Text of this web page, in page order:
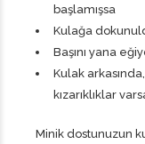
başlamışsa
Kulağa
Başını yana
Kulak
kızarıklıklar
Minik dostunuzun